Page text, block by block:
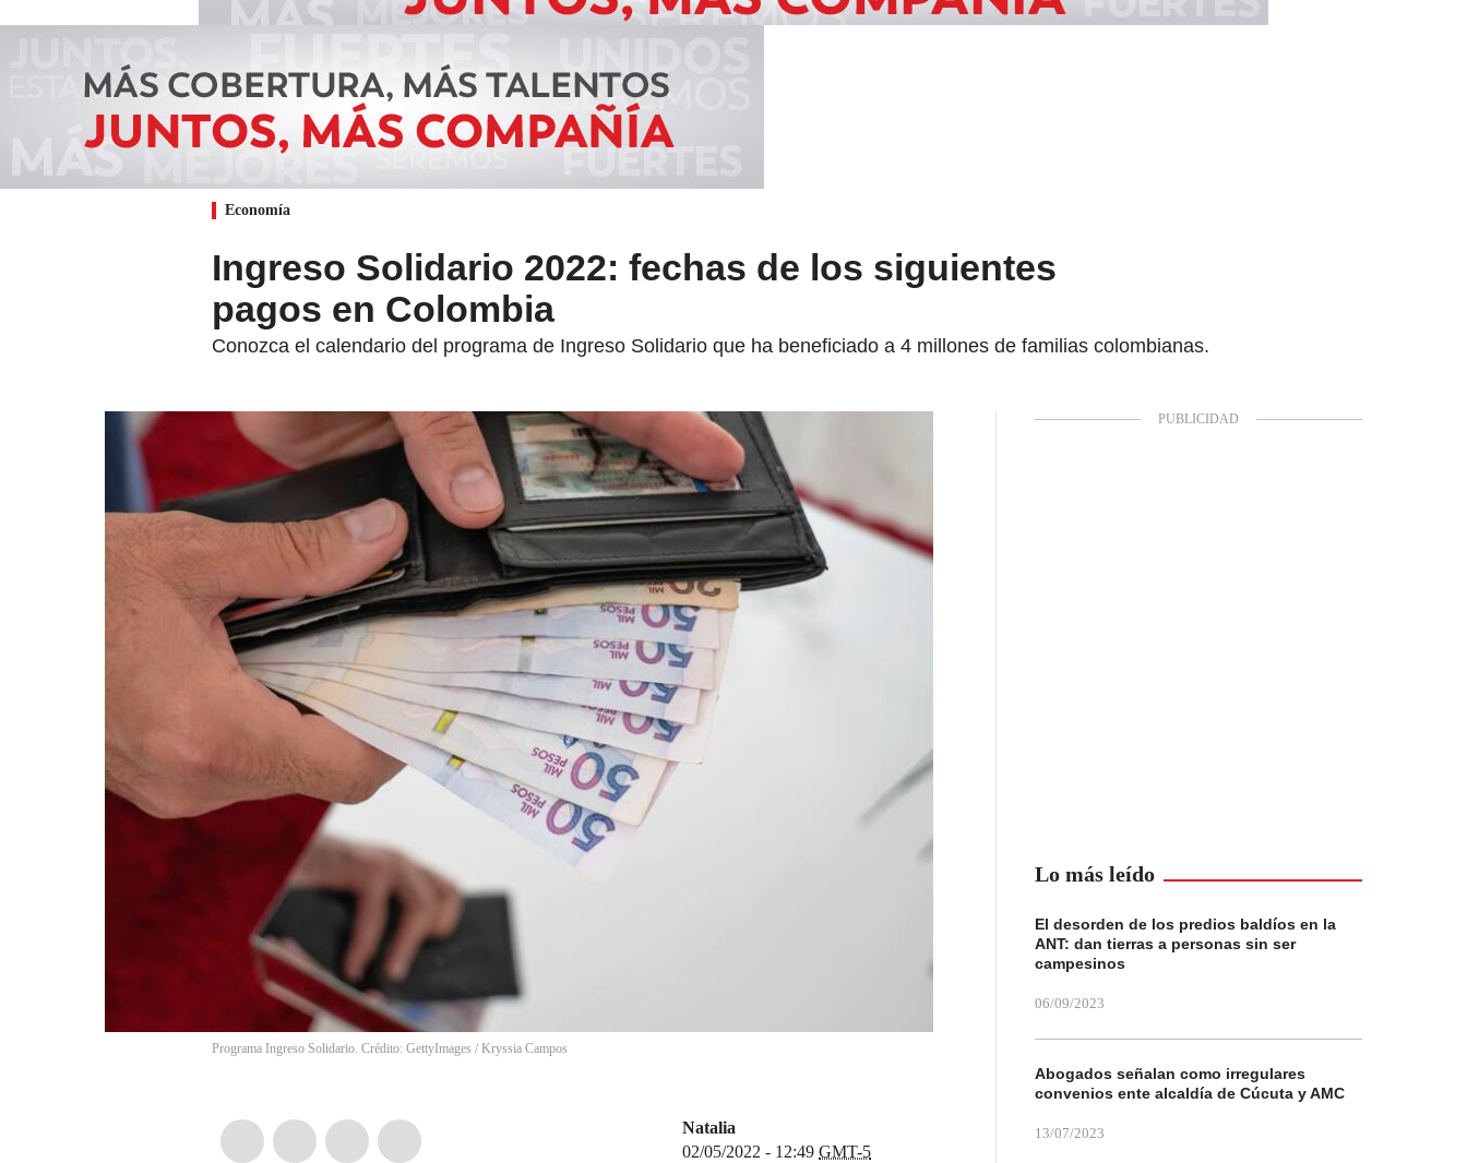
Economía
Ingreso Solidario 2022: fechas de los siguientes
pagos en Colombia
Conozca el calendario del programa de Ingreso Solidario que ha beneficiado a 4 millones de familias colombianas.
Programa Ingreso Solidario. Crédito: GettyImages / Kryssia Campos
Natalia
02/05/2022 - 12:49 GMT-5
Lo más leído
El desorden de los predios baldíos en la
ANT: dan tierras a personas sin ser
campesinos
06/09/2023
Abogados señalan como irregulares
convenios ente alcaldía de Cúcuta y AMC
13/07/2023